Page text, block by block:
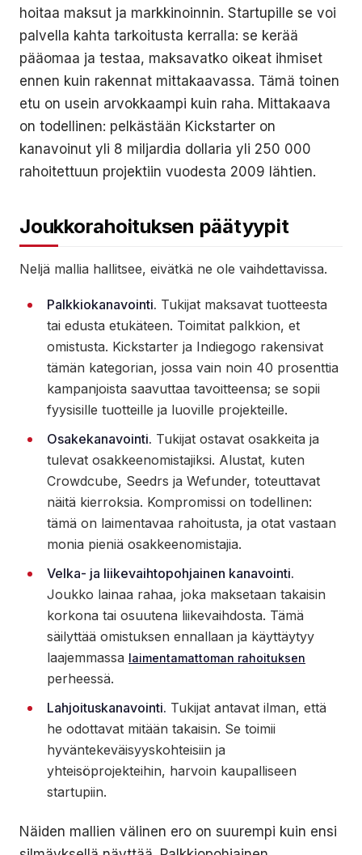
hoitaa maksut ja markkinoinnin. Startupille se voi
palvella kahta tarkoitusta kerralla: se kerää
pääomaa ja testaa, maksavatko oikeat ihmiset
ennen kuin rakennat mittakaavassa. Tämä toinen
etu on usein arvokkaampi kuin raha. Mittakaava
on todellinen: pelkästään Kickstarter on
kanavoinut yli 8 miljardia dollaria yli 250 000
rahoitettuun projektiin vuodesta 2009 lähtien.
Joukkorahoituksen päätyypit
Neljä mallia hallitsee, eivätkä ne ole vaihdettavissa.
Palkkiokanavointi. Tukijat maksavat tuotteesta
tai edusta etukäteen. Toimitat palkkion, et
omistusta. Kickstarter ja Indiegogo rakensivat
tämän kategorian, jossa vain noin 40 prosenttia
kampanjoista saavuttaa tavoitteensa; se sopii
fyysisille tuotteille ja luoville projekteille.
Osakekanavointi. Tukijat ostavat osakkeita ja
tulevat osakkeenomistajiksi. Alustat, kuten
Crowdcube, Seedrs ja Wefunder, toteuttavat
näitä kierroksia. Kompromissi on todellinen:
tämä on laimentavaa rahoitusta, ja otat vastaan
monia pieniä osakkeenomistajia.
Velka- ja liikevaihtopohjainen kanavointi.
Joukko lainaa rahaa, joka maksetaan takaisin
korkona tai osuutena liikevaihdosta. Tämä
säilyttää omistuksen ennallaan ja käyttäytyy
laajemmassa laimentamattoman rahoituksen
perheessä.
Lahjoituskanavointi. Tukijat antavat ilman, että
he odottavat mitään takaisin. Se toimii
hyväntekeväisyyskohteisiin ja
yhteisöprojekteihin, harvoin kaupalliseen
startupiin.
Näiden mallien välinen ero on suurempi kuin ensi